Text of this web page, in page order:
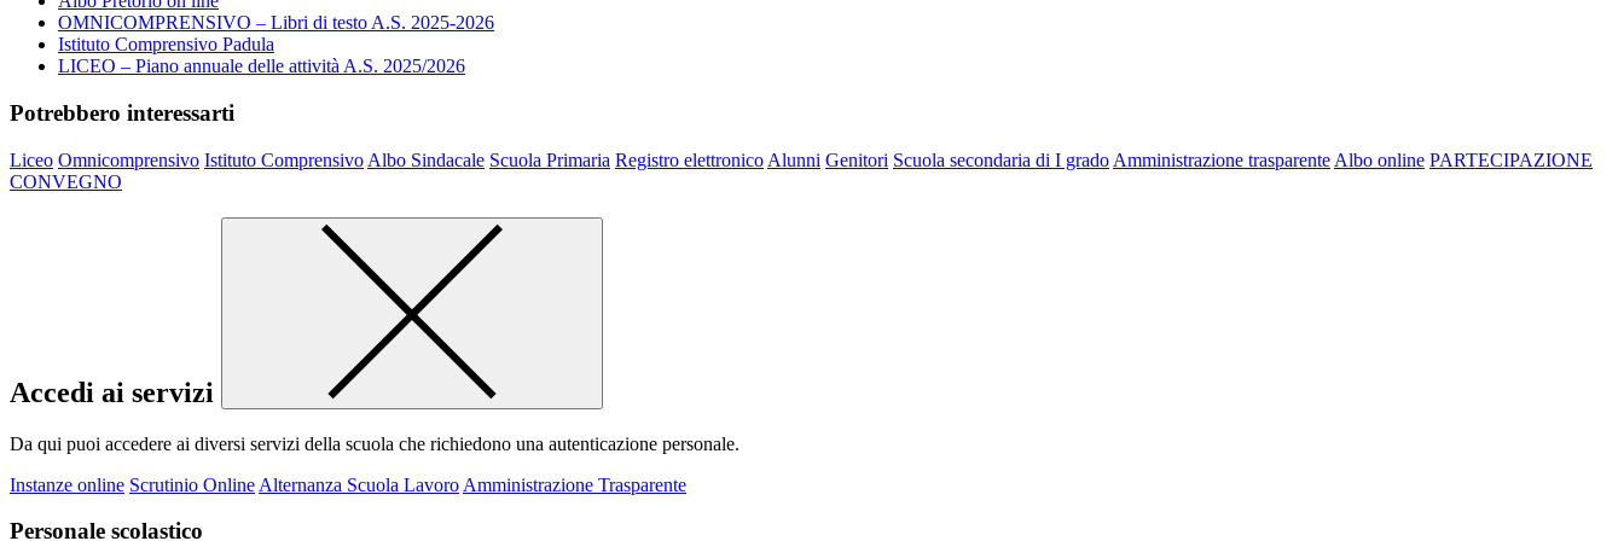
OMNICOMPRENSIVO – Libri di testo A.S. 2025-2026
Istituto Comprensivo Padula
LICEO – Piano annuale delle attività A.S. 2025/2026
Potrebbero interessarti
Liceo Omnicomprensivo Istituto Comprensivo Albo Sindacale Scuola Primaria Registro elettronico Alunni Genitori Scuola secondaria di I grado Amministrazione trasparente Albo online PARTECIPAZIONE
CONVEGNO
Accedi ai servizi
Da qui puoi accedere ai diversi servizi della scuola che richiedono una autenticazione personale.
Instanze online Scrutinio Online Alternanza Scuola Lavoro Amministrazione Trasparente
Personale scolastico